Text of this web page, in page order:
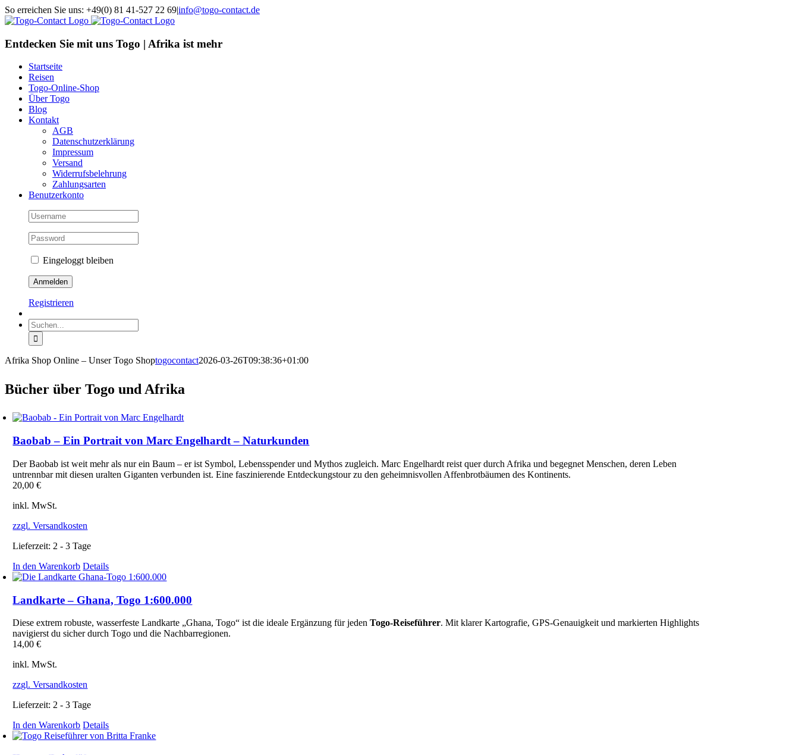
Skip
to
So erreichen Sie uns: +49(0) 81 41-527 22 69|info@togo-contact.de
Facebook
Instagram
Pinterest
X
Rss
E-
Entdecken Sie mit uns Togo | Afrika ist mehr
Startseite
Reisen
Togo-Online-Shop
Über Togo
Blog
Kontakt
AGB
Datenschutzerklärung
Impressum
Versand
Widerrufsbelehrung
Zahlungsarten
Benutzerkonto
Eingeloggt bleiben
Registrieren
Suche
nach:
Afrika Shop Online – Unser Togo Shoptogocontact2026-03-26T09:38:36+01:00
Bücher über Togo und Afrika
Baobab – Ein Portrait von Marc Engelhardt – Naturkunden
Der Baobab ist weit mehr als nur ein Baum – er ist Symbol, Lebensspender und Mythos zugleich. Marc Engelhardt reist quer durch Afrika und begegnet Menschen, deren Leben
untrennbar mit diesen uralten Giganten verbunden ist. Eine faszinierende Entdeckungstour zu den geheimnisvollen Affenbrotbäumen des Kontinents.
20,00€
inkl. MwSt.
zzgl. Versandkosten
Lieferzeit: 2 - 3 Tage
In den Warenkorb Details
Landkarte – Ghana, Togo 1:600.000
Diese extrem robuste, wasserfeste Landkarte „Ghana, Togo“ ist die ideale Ergänzung für jedenTogo‑Reiseführer. Mit klarer Kartografie, GPS‑Genauigkeit und markierten Highlights
navigierst du sicher durch Togo und die Nachbarregionen.
14,00€
inkl. MwSt.
zzgl. Versandkosten
Lieferzeit: 2 - 3 Tage
In den Warenkorb Details